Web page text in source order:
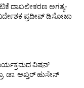
ದಾಖಲೀಕರಣ ಅಗತ್ಯ-
ಪ್ರದೀಪ್ ಡಿಸೋಜಾ
ವಿಷನ್
ಡಾ. ಅಖ್ತರ್ ಹುಸೇನ್